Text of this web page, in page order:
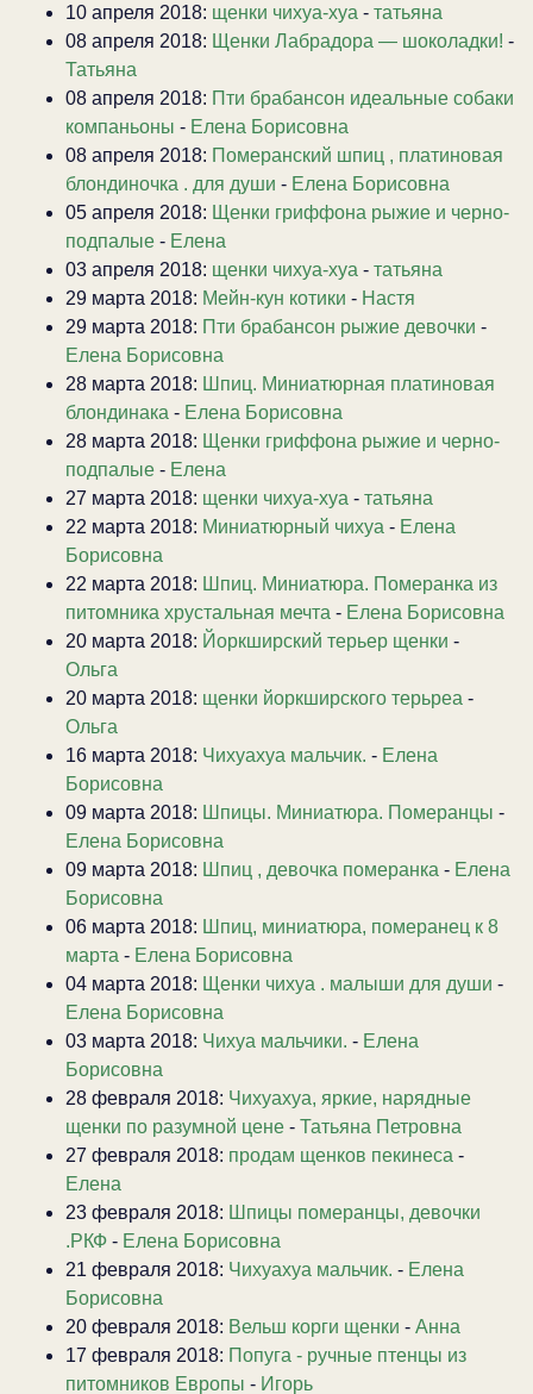
10 апреля 2018: щенки чихуа-хуа - татьяна
08 апреля 2018: Щенки Лабрадора — шоколадки! -
Татьяна
08 апреля 2018: Пти брабансон идеальные собаки
компаньоны - Елена Борисовна
08 апреля 2018: Померанский шпиц , платиновая
блондиночка . для души - Елена Борисовна
05 апреля 2018: Щенки гриффона рыжие и черно-
подпалые - Елена
03 апреля 2018: щенки чихуа-хуа - татьяна
29 марта 2018: Мейн-кун котики - Настя
29 марта 2018: Пти брабансон рыжие девочки -
Елена Борисовна
28 марта 2018: Шпиц. Миниатюрная платиновая
блондинака - Елена Борисовна
28 марта 2018: Щенки гриффона рыжие и черно-
подпалые - Елена
27 марта 2018: щенки чихуа-хуа - татьяна
22 марта 2018: Миниатюрный чихуа - Елена
Борисовна
22 марта 2018: Шпиц. Миниатюра. Померанка из
питомника хрустальная мечта - Елена Борисовна
20 марта 2018: Йоркширский терьер щенки -
Ольга
20 марта 2018: щенки йоркширского терьреа -
Ольга
16 марта 2018: Чихуахуа мальчик. - Елена
Борисовна
09 марта 2018: Шпицы. Миниатюра. Померанцы -
Елена Борисовна
09 марта 2018: Шпиц , девочка померанка - Елена
Борисовна
06 марта 2018: Шпиц, миниатюра, померанец к 8
марта - Елена Борисовна
04 марта 2018: Щенки чихуа . малыши для души -
Елена Борисовна
03 марта 2018: Чихуа мальчики. - Елена
Борисовна
28 февраля 2018: Чихуахуа, яркие, нарядные
щенки по разумной цене - Татьяна Петровна
27 февраля 2018: продам щенков пекинеса -
Елена
23 февраля 2018: Шпицы померанцы, девочки
.РКФ - Елена Борисовна
21 февраля 2018: Чихуахуа мальчик. - Елена
Борисовна
20 февраля 2018: Вельш корги щенки - Анна
17 февраля 2018: Попуга - ручные птенцы из
питомников Европы - Игорь